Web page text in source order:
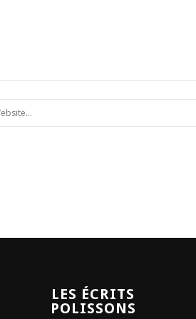
LES ÉCRITS
POLISSONS